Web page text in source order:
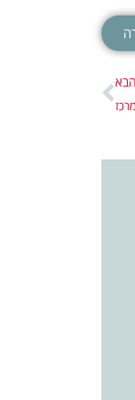
הבא